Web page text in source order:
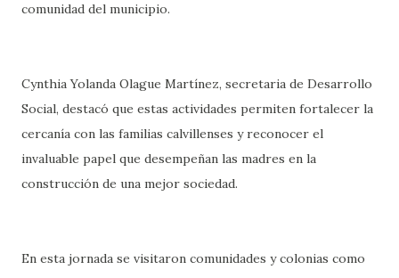
comunidad del municipio.
Cynthia Yolanda Olague Martínez, secretaria de Desarrollo
Social, destacó que estas actividades permiten fortalecer la
cercanía con las familias calvillenses y reconocer el
invaluable papel que desempeñan las madres en la
construcción de una mejor sociedad.
En esta jornada se visitaron comunidades y colonias como